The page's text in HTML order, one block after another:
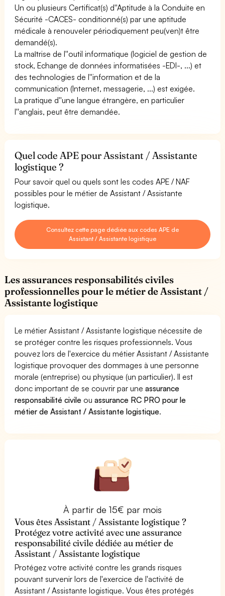
Un ou plusieurs Certificat(s) d''Aptitude à la Conduite en
Sécurité -CACES- conditionné(s) par une aptitude
médicale à renouveler périodiquement peu(ven)t être
demandé(s).
La maîtrise de l''outil informatique (logiciel de gestion de
stock, Echange de données informatisées -EDI-, ...) et
des technologies de l''information et de la
communication (Internet, messagerie, ...) est exigée.
La pratique d''une langue étrangère, en particulier
l''anglais, peut être demandée.
Quel code APE pour Assistant / Assistante
logistique ?
Pour savoir quel ou quels sont les codes APE / NAF
possibles pour le métier de Assistant / Assistante
logistique.
Consultez cette page dédiée aux codes APE de
Assistant / Assistante logistique
Les assurances responsabilités civiles
professionnelles pour le métier de Assistant /
Assistante logistique
Le métier Assistant / Assistante logistique nécessite de
se protéger contre les risques professionnels. Vous
pouvez lors de l'exercice du métier Assistant / Assistante
logistique provoquer des dommages à une personne
morale (entreprise) ou physique (un particulier). Il est
donc important de se couvrir par uneassurance
responsabilité civile ouassurance RC PRO pour le
métier de Assistant / Assistante logistique.
À partir de 15€ par mois
Vous êtes Assistant / Assistante logistique ?
Protégez votre activité avec une assurance
responsabilité civile dédiée au métier de
Assistant / Assistante logistique
Protégez votre activité contre les grands risques
pouvant survenir lors de l'exercice de l'activité de
Assistant / Assistante logistique. Vous êtes protégés